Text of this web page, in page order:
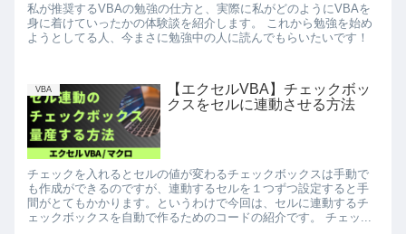
私が推奨するVBAの勉強の仕方と、実際に私がどのようにVBAを
身に着けていったかの体験談を紹介します。 これから勉強を始め
ようとしてる人、今まさに勉強中の人に読んでもらいたいです！
VBA
【エクセルVBA】チェックボッ
クスをセルに連動させる方法
チェックを入れるとセルの値が変わるチェックボックスは手動で
も作成ができるのですが、連動するセルを１つずつ設定すると手
間がとてもかかります。というわけで今回は、セルに連動するチ
ェックボックスを自動で作るためのコードの紹介です。 チェッ...